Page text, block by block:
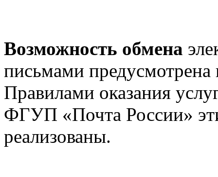
Возможность обмена
письмами
Правилами оказания
ФГУП «Почта России»
реализованы.